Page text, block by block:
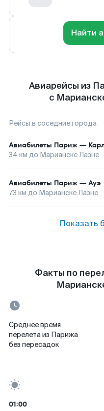
Найти
Авиарейсы из
с
Рейсы в соседние города
Авиабилеты Париж —
34 км до Марианске Лазне
Авиабилеты Париж — Ауэ
73 км до Марианске Лазне
Показать
Факты по
Среднее время
перелета из Парижа
без пересадок
01:00